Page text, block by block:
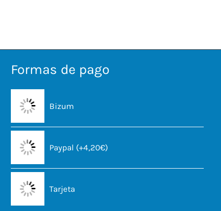
Formas de pago
Bizum
Paypal (+4,20€)
Tarjeta